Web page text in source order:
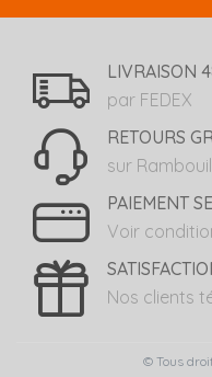
LIVRAISON
par FEDEX
RETOURS
sur
PAIEMENT
Voir
Nos clients
© Tous